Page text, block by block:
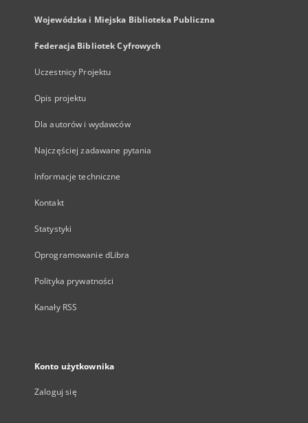
Wojewódzka i Miejska Biblioteka Publiczna
Federacja Bibliotek Cyfrowych
Uczestnicy Projektu
Opis projektu
Dla autorów i wydawców
Najczęściej zadawane pytania
Informacje techniczne
Kontakt
Statystyki
Oprogramowanie dLibra
Polityka prywatności
Kanały RSS
Konto użytkownika
Zaloguj się